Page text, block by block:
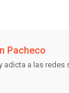
Pacheco
adicta a las